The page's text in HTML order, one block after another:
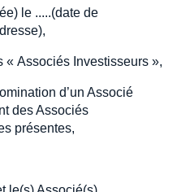
le .....(date de
« Associés Investisseurs »,
d’un Associé
des Associés
présentes,